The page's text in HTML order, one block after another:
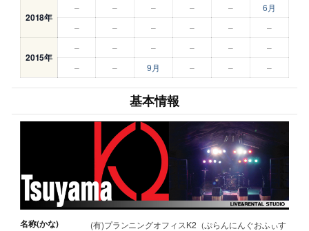
2018年
– – – – –
6月
–
– – – – –
2015年
– – – – –
–
–
– 9月 – – –
基本情報
名称(かな)
(有)プランニングオフィスK2（ぷらんにんぐおふぃす